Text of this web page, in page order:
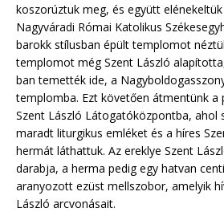
koszorúztuk meg, és együtt
Nagyváradi Római Katolikus
barokk stílusban épült templomot
templomot még Szent László
ban temették ide, a
templomba. Ezt követően átmentünk a
Szent László Látogatóközpontba, ahol
maradt liturgikus emléket és a híres
hermát láthattuk. Az ereklye Szent
darabja, a herma pedig egy hatvan
aranyozott ezüst mellszobor, amelyik
László arcvonásait.